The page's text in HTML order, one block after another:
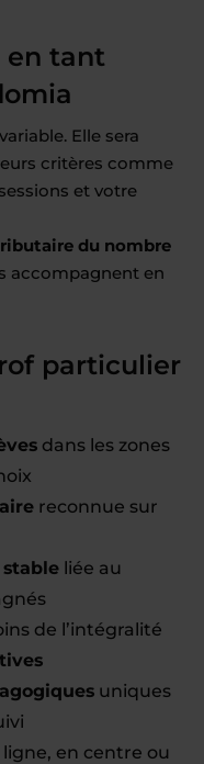
en tant
Elle sera
critères comme
et votre
du nombre
accompagnent en
particulier
dans les zones
reconnue sur
liée au
de l’intégralité
uniques
en centre ou